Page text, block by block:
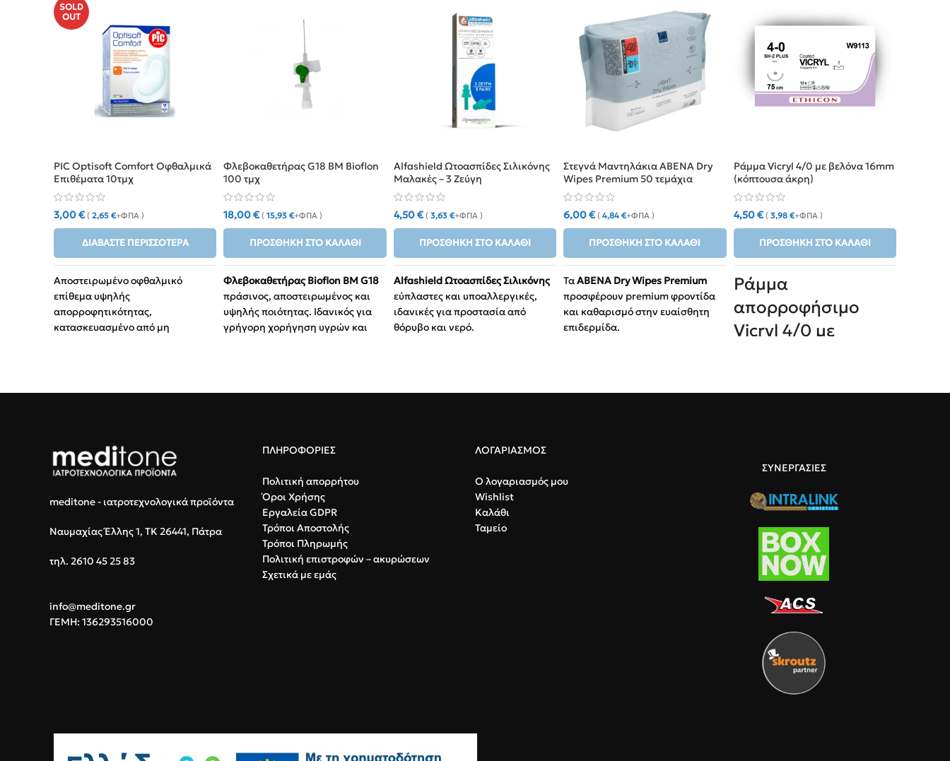
SOLD
OUT
PIC Optisoft Comfort Οφθαλμικά
Επιθέματα 10τμχ
3,00€ ( 2,65 €+ΦΠΑ )
ΔΙΑΒΆΣΤΕ ΠΕΡΙΣΣΌΤΕΡΑ
Αποστειρωμένο οφθαλμικό
επίθεμα υψηλής
απορροφητικότητας,
κατασκευασμένο από μη
Φλεβοκαθετήρας G18 BM Bioflon
100 τμχ
18,00€ (15,93€+ΦΠΑ )
ΠΡΟΣΘΉΚΗ ΣΤΟ ΚΑΛΆΘΙ
Φλεβοκαθετήρας Bioflon BM G18
πράσινος, αποστειρωμένος και
υψηλής ποιότητας. Ιδανικός για
γρήγορη χορήγηση υγρών και
Εφαρμογή:Ενδοφλέβια
Ασφάλεια:Βιοσυμβατά υλικά
Alfashield Ωτοασπίδες Σιλικόνης
Μαλακές – 3 Ζεύγη
4,50€ ( 3,63 €+ΦΠΑ )
ΠΡΟΣΘΉΚΗ ΣΤΟ ΚΑΛΆΘΙ
Alfashield Ωτοασπίδες Σιλικόνης
εύπλαστες και υποαλλεργικές,
ιδανικές για προστασία από
θόρυβο και νερό.
για ύπνο, κολύμβηση και
Ανθεκτικό υλικό που
Τέλεια εφαρμογή:Μαλακή
σιλικόνη χωρίς latex.
Στεγνά Μαντηλάκια ABENA Dry
Wipes Premium 50 τεμάχια
6,00€ (4,84€+ΦΠΑ )
ΠΡΟΣΘΉΚΗ ΣΤΟ ΚΑΛΆΘΙ
ΤαABENA Dry Wipes Premium
προσφέρουν premium φροντίδα
και καθαρισμό στην ευαίσθητη
επιδερμίδα.
απαλότητα σε βρέφη και
Ράμμα Vicryl 4/0 με βελόνα 16mm
(κόπτουσα άκρη)
4,50€ ( 3,98 €+ΦΠΑ )
ΠΡΟΣΘΉΚΗ ΣΤΟ ΚΑΛΆΘΙ
Ράμμα
απορροφήσιμο
Vicryl 4/0 με
meditone - ιατροτεχνολογικά προϊόντα
Ναυμαχίας Έλλης 1, ΤΚ 26441, Πάτρα
τηλ. 2610 45 25 83
info@meditone.gr
ΓΕΜΗ: 136293516000
ΠΛΗΡΟΦΟΡΙΕΣ
Πολιτική απορρήτου
Όροι Χρήσης
Εργαλεία GDPR
Τρόποι Αποστολής
Τρόποι Πληρωμής
Πολιτική επιστροφών – ακυρώσεων
Σχετικά με εμάς
ΛΟΓΑΡΙΑΣΜΟΣ
Ο λογαριασμός μου
Wishlist
Καλάθι
Ταμείο
ΣΥΝΕΡΓΑΣΙΕΣ